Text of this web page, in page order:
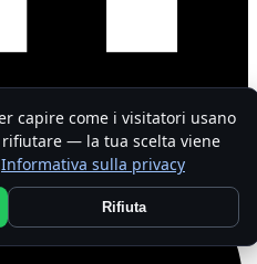
capire come i visitatori usano
— la tua scelta viene
Informativa sulla privacy
Rifiuta